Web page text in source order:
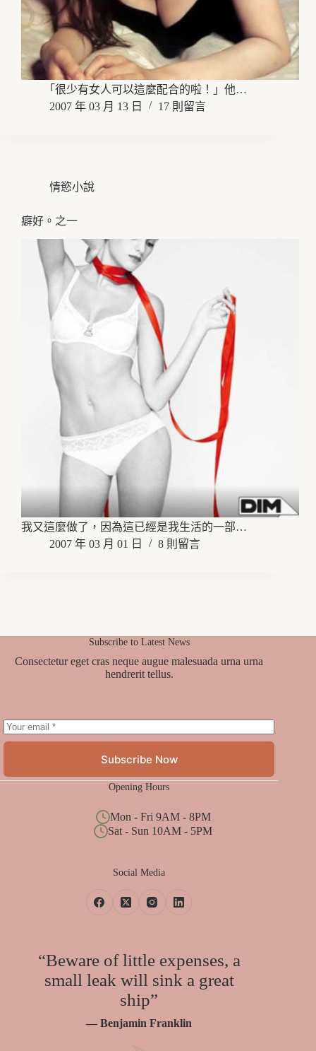
「很少有女人可以這麼配合的啦！」他…
2007 年 03 月 13 日
17 則留言
情慾小說
癖好。之一
我又這麼做了，因為這已經是我生活的一部…
2007 年 03 月 01 日
8 則留言
Subscribe to Latest News
Consectetur eget cras neque augue malesuada urna urna
hendrerit tellus.
Subscribe Now
Opening Hours
Mon - Fri 9AM - 8PM
Sat - Sun 10AM - 5PM
Social Media
“Beware of little expenses, a
small leak will sink a great
ship”
— Benjamin Franklin